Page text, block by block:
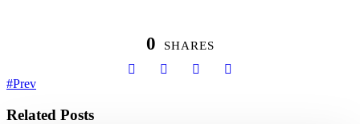
0 SHARES
Prev
Related Posts